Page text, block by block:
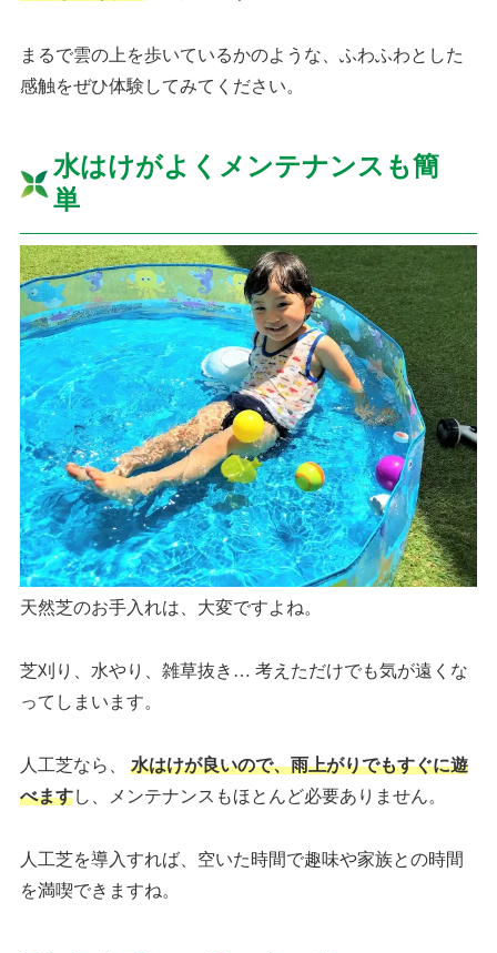
まるで雲の上を歩いているかのような、ふわふわとした
感触をぜひ体験してみてください。
水はけがよくメンテナンスも簡
単
天然芝のお手入れは、大変ですよね。
芝刈り、水やり、雑草抜き… 考えただけでも気が遠くな
ってしまいます。
人工芝なら、水はけが良いので、雨上がりでもすぐに遊
べますし、メンテナンスもほとんど必要ありません。
人工芝を導入すれば、空いた時間で趣味や家族との時間
を満喫できますね。